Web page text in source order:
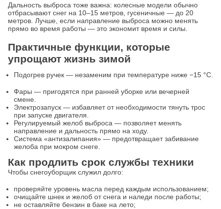
Дальность выброса тоже важна: колесные модели обычно
отбрасывают снег на 10–15 метров, гусеничные — до 20
метров. Лучше, если направление выброса можно менять
прямо во время работы — это экономит время и силы.
Практичные функции, которые
упрощают жизнь зимой
Подогрев ручек — незаменим при температуре ниже −15 °C.
Фары — пригодятся при ранней уборке или вечерней
смене.
Электрозапуск — избавляет от необходимости тянуть трос
при запуске двигателя.
Регулируемый желоб выброса — позволяет менять
направление и дальность прямо на ходу.
Система «антизалипания» — предотвращает забивание
желоба при мокром снеге.
Как продлить срок службы техники
Чтобы снегоуборщик служил долго:
проверяйте уровень масла перед каждым использованием;
очищайте шнек и желоб от снега и наледи после работы;
не оставляйте бензин в баке на лето;